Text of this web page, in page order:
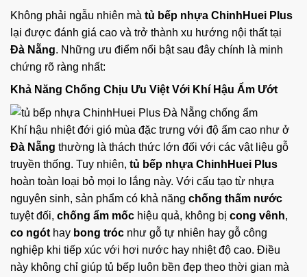
Không phải ngẫu nhiên mà tủ bếp nhựa ChinhHuei Plus
lại được đánh giá cao và trở thành xu hướng nội thất tại
Đà Nẵng. Những ưu điểm nổi bật sau đây chính là minh
chứng rõ ràng nhất:
Khả Năng Chống Chịu Ưu Việt Với Khí Hậu Ẩm Ướt
Khí hậu nhiệt đới gió mùa đặc trưng với độ ẩm cao như ở
Đà Nẵng thường là thách thức lớn đối với các vật liệu gỗ
truyền thống. Tuy nhiên, tủ bếp nhựa ChinhHuei Plus
hoàn toàn loại bỏ mọi lo lắng này. Với cấu tạo từ nhựa
nguyên sinh, sản phẩm có khả năng chống thấm nước
tuyệt đối, chống ẩm mốc hiệu quả, không bị cong vênh,
co ngóthay bong tróc như gỗ tự nhiên hay gỗ công
nghiệp khi tiếp xúc với hơi nước hay nhiệt độ cao. Điều
này không chỉ giúp tủ bếp luôn bền đẹp theo thời gian mà